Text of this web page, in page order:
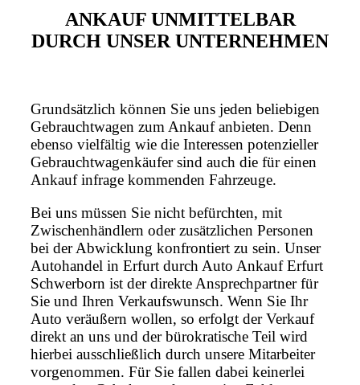
ANKAUF UNMITTELBAR
DURCH UNSER UNTERNEHMEN
Grundsätzlich können Sie uns jeden beliebigen
Gebrauchtwagen zum Ankauf anbieten. Denn
ebenso vielfältig wie die Interessen potenzieller
Gebrauchtwagenkäufer sind auch die für einen
Ankauf infrage kommenden Fahrzeuge.
Bei uns müssen Sie nicht befürchten, mit
Zwischenhändlern oder zusätzlichen Personen
bei der Abwicklung konfrontiert zu sein. Unser
Autohandel in Erfurt durch Auto Ankauf Erfurt
Schwerborn ist der direkte Ansprechpartner für
Sie und Ihren Verkaufswunsch. Wenn Sie Ihr
Auto veräußern wollen, so erfolgt der Verkauf
direkt an uns und der bürokratische Teil wird
hierbei ausschließlich durch unsere Mitarbeiter
vorgenommen. Für Sie fallen dabei keinerlei